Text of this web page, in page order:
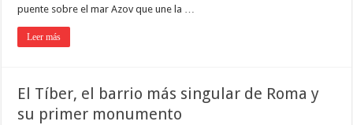
puente sobre el mar Azov que une la …
Leer más
El Tíber, el barrio más singular de Roma y
su primer monumento